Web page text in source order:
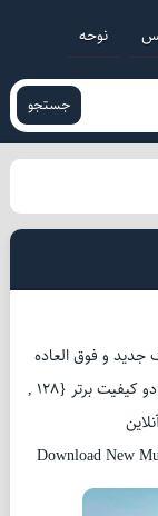
نوحه
جستجو
جدید و فوق العاده
دلنشین با صدای بسیار زیبای تتلو با عنوان لالایی با دو کیفیت برتر {128 ,
Download New